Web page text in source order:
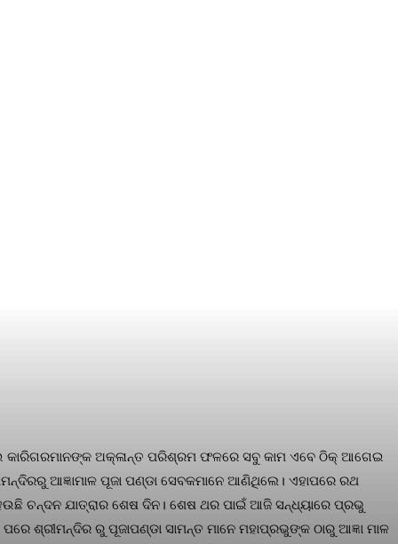
କାରିଗରମାନଙ୍କ ଅକ୍ଳାନ୍ତ ପରିଶ୍ରମ ଫଳରେ ସବୁ କାମ ଏବେ ଠିକ୍ ଆଗେଇ
ଆଜ୍ଞାମାଳ ପୂଜା ପଣ୍ଡା ସେବକମାନେ ଆଣିଥିଲେ। ଏହାପରେ ରଥ
ଚନ୍ଦନ ଯାତ୍ରାର ଶେଷ ଦିନ। ଶେଷ ଥର ପାଇଁ ଆଜି ସନ୍ଧ୍ୟାରେ ପ୍ରଭୁ
ଶ୍ରୀମନ୍ଦିର ରୁ ପୂଜାପଣ୍ଡା ସାମନ୍ତ ମାନେ ମହାପ୍ରଭୁଙ୍କ ଠାରୁ ଆଜ୍ଞା ମାଳ